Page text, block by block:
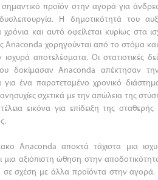
σημαντικό προϊόν στην αγορά για
Η δημοτικότητά του
χρόνια και αυτό οφείλεται κυρίως στα
Anaconda χορηγούνται από το στόμα
ισχυρά αποτελέσματα. Οι στατιστικές
δοκίμασαν Anaconda απέκτησαν
για ένα παρατεταμένο χρονικό
σχετικά με την απώλεια της
εικόνα για επίδειξη της
Anaconda αποκτά τάχιστα μια
μια αξιόπιστη ώθηση στην
σχέση με άλλα προϊόντα στην αγορά.